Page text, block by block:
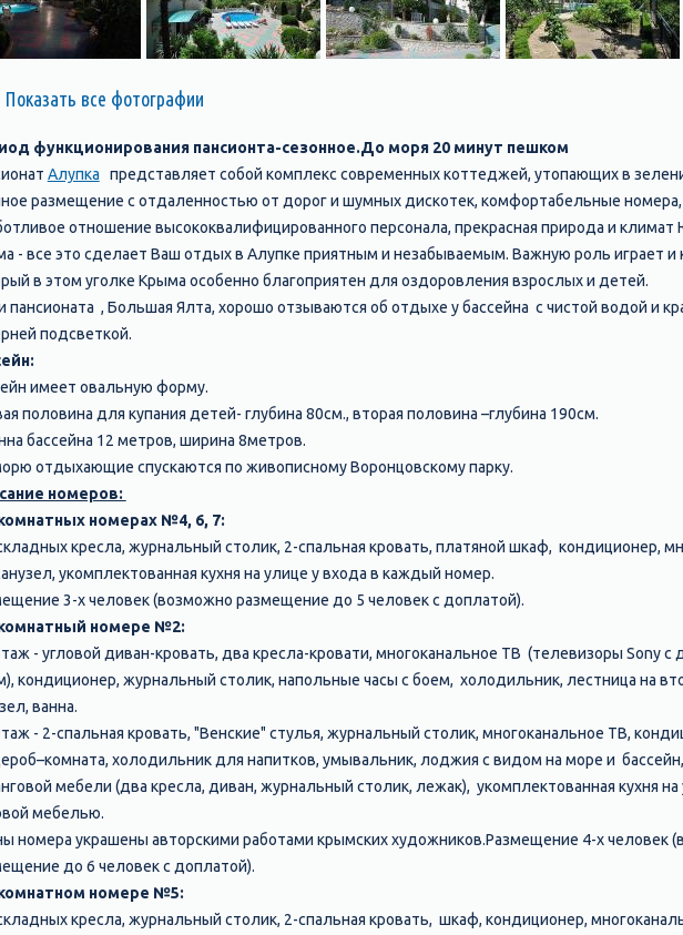
Показать все фотографии
функционирования пансионта-сезонное.До моря 20 минут пешком
Алупка представляет собой комплекс современных коттеджей, утопающих в
размещение с отдаленностью от дорог и шумных дискотек, комфортабельные
отношение высококвалифицированного персонала, прекрасная природа и
- все это сделает Ваш отдых в Алупке приятным и незабываемым. Важную роль играет и
в этом уголке Крыма особенно благоприятен для оздоровления взрослых и детей.
пансионата , Большая Ялта, хорошо отзываются об отдыхе у бассейна с чистой водой и
подсветкой.
имеет овальную форму.
половина для купания детей- глубина 80см., вторая половина –глубина 190см.
бассейна 12 метров, ширина 8метров.​
отдыхающие спускаются по живописному Воронцовскому парку.
номеров:
номерах №4, 6, 7:
кресла, журнальный столик, 2-спальная кровать, платяной шкаф, кондиционер,
укомплектованная кухня на улице у входа в каждый номер.
3-х человек (возможно размещение до 5 человек с доплатой).
номере №2:
- угловой диван-кровать, два кресла-кровати, многоканальное ТВ (телевизоры Sony с
кондиционер, журнальный столик, напольные часы с боем, холодильник, лестница на
ванна.
- 2-спальная кровать, "Венские" стулья, журнальный столик, многоканальное ТВ,
холодильник для напитков, умывальник, лоджия с видом на море и
мебели (два кресла, диван, журнальный столик, лежак), укомплектованная кухня на
мебелью.
номера украшены авторскими работами крымских художников.Размещение 4-х человек
до 6 человек с доплатой).
номере №5:
кресла, журнальный столик, 2-спальная кровать, шкаф, кондиционер,